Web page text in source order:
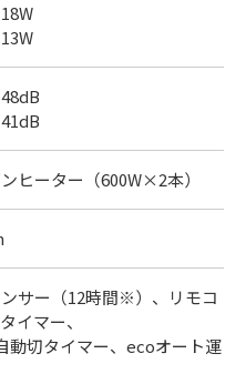
ヒーター（600W×2本）
サー（12時間※）、リモコ
イマー、
動切タイマー、ecoオート運